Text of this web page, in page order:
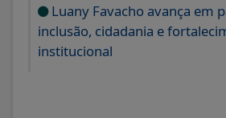
Luany Favacho avança em
inclusão, cidadania e
institucional